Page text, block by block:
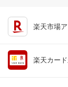
楽天市場
楽天カー